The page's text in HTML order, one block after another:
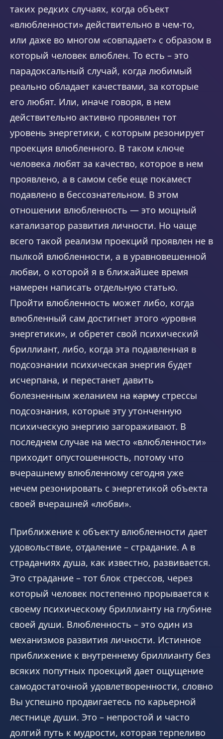
таких редких случаях, когда объект
«влюбленности» действительно в чем-то,
или даже во многом «совпадает» с образом в
который человек влюблен. То есть – это
парадоксальный случай, когда любимый
реально обладает качествами, за которые
его любят. Или, иначе говоря, в нем
действительно активно проявлен тот
уровень энергетики, с которым резонирует
проекция влюбленного. В таком ключе
человека любят за качество, которое в нем
проявлено, а в самом себе еще покамест
подавлено в бессознательном. В этом
отношении влюбленность — это мощный
катализатор развития личности. Но чаще
всего такой реализм проекций проявлен не в
пылкой влюбленности, а в уравновешенной
любви, о которой я в ближайшее время
намерен написать отдельную статью.
Пройти влюбленность может либо, когда
влюбленный сам достигнет этого «уровня
энергетики», и обретет свой психический
бриллиант, либо, когда эта подавленная в
подсознании психическая энергия будет
исчерпана, и перестанет давить
болезненным желанием на карму стрессы
подсознания, которые эту утонченную
психическую энергию загораживают. В
последнем случае на место «влюбленности»
приходит опустошенность, потому что
вчерашнему влюбленному сегодня уже
нечем резонировать с энергетикой объекта
своей вчерашней «любви».
Приближение к объекту влюбленности дает
удовольствие, отдаление – страдание. А в
страданиях душа, как известно, развивается.
Это страдание – тот блок стрессов, через
который человек постепенно прорывается к
своему психическому бриллианту на глубине
своей души. Влюбленность – это один из
механизмов развития личности. Истинное
приближение к внутреннему бриллианту без
всяких попутных проекций дает ощущение
самодостаточной удовлетворенности, словно
Вы успешно продвигаетесь по карьерной
лестнице души. Это – непростой и часто
долгий путь к мудрости, которая терпеливо